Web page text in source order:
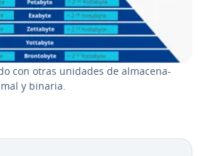
con otras unidades de al­ma­ce­na­
y binaria.